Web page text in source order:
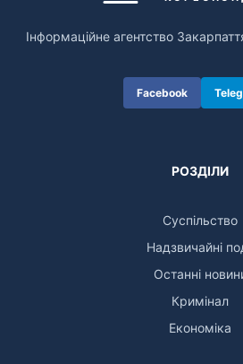
Інформаційне агентство
Facebook
РОЗДІЛИ
Суспільство
Надзвичайні
Останні
Кримінал
Економіка